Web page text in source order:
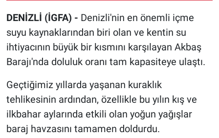
DENİZLİ (İGFA) - Denizli'nin en önemli içme
suyu kaynaklarından biri olan ve kentin su
ihtiyacının büyük bir kısmını karşılayan Akbaş
Barajı'nda doluluk oranı tam kapasiteye ulaştı.
Geçtiğimiz yıllarda yaşanan kuraklık
tehlikesinin ardından, özellikle bu yılın kış ve
ilkbahar aylarında etkili olan yoğun yağışlar
baraj havzasını tamamen doldurdu.